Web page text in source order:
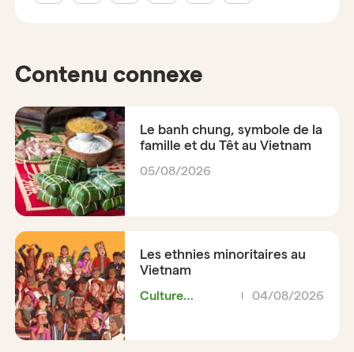
Contenu connexe
Le banh chung, symbole de la
famille et du Têt au Vietnam
05/08/2026
Les ethnies minoritaires au
Vietnam
Culture
04/08/2026